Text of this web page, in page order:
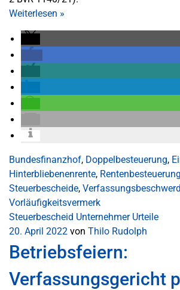
Weiterlesen »
Bundesfinanzhof, Doppelbesteuerung,
Hinterbliebenenrente, Rentenbesteuerung
Steuerbescheide,
Vorläufigkeitsvermerk
Steuerbescheid Unternehmer Urteile
20. April 2022 von Thilo Rudolph
Betriebsfeiern:
Verfassungsgericht